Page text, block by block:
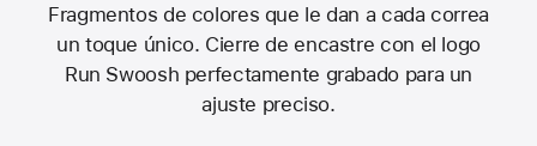
Fragmentos de colores que le dan a cada correa
un toque único. Cierre de encastre con el logo
Run Swoosh perfectamente grabado para un
ajuste preciso.